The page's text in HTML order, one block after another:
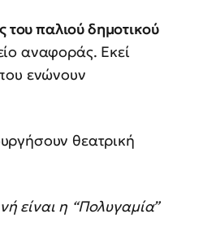
παλιού δημοτικού
αναφοράς. Εκεί
ενώνουν
θεατρική
είναι η “Πολυγαμία”